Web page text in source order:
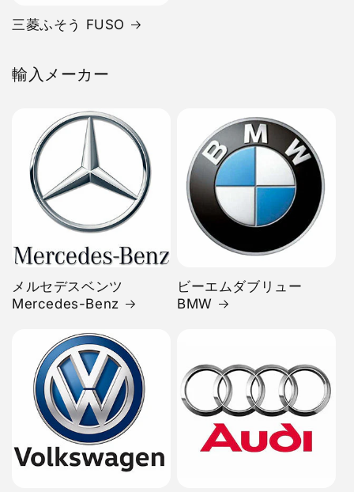
三菱ふそう FUSO
輸入メーカー
メルセデスベンツ
Mercedes-Benz
ビーエムダブリュー
BMW